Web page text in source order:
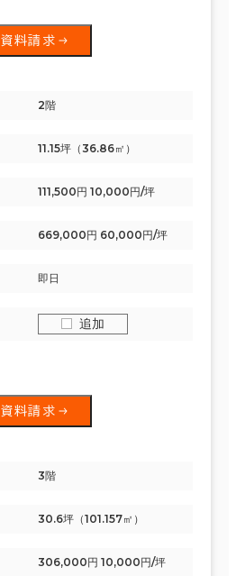
資料請求
2階
11.15坪（36.86㎡）
111,500円 10,000円/坪
669,000円 60,000円/坪
即日
追加
資料請求
3階
30.6坪（101.157㎡）
306,000円 10,000円/坪